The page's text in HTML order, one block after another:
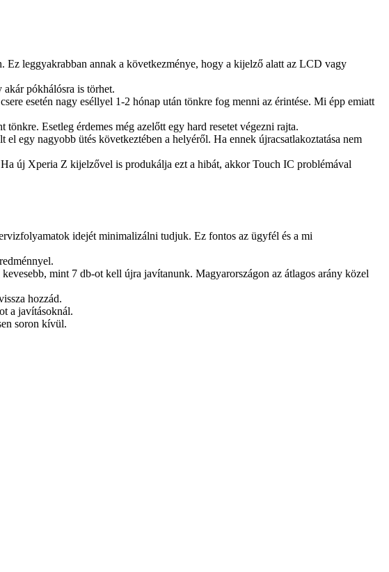
leggyakrabban annak a következménye, hogy a kijelző alatt az LCD vagy
pókhálósra is törhet.
esetén nagy eséllyel 1-2 hónap után tönkre fog menni az érintése. Mi épp emiatt
Esetleg érdemes még azelőtt egy hard resetet végezni rajta.
egy nagyobb ütés következtében a helyéről. Ha ennek újracsatlakoztatása nem
új Xperia Z kijelzővel is produkálja ezt a hibát, akkor Touch IC problémával
idejét minimalizálni tudjuk. Ez fontos az ügyfél és a mi
mint 7 db-ot kell újra javítanunk. Magyarországon az átlagos arány közel
hozzád.
a javításoknál.
soron kívül.